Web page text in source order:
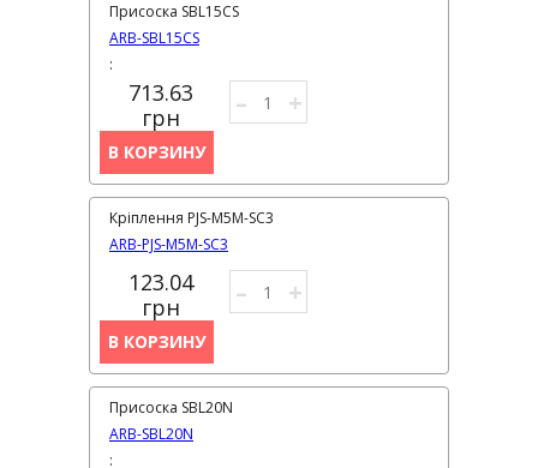
ARB-SBL15CS
Присоска SBL15CS
713.63
грн
:
– +
В КОРЗИНУ
ARB-PJS-M5M-SC3
Кріплення PJS-M5M-SC3
123.04
грн
– +
В КОРЗИНУ
ARB-SBL20N
Присоска SBL20N
: